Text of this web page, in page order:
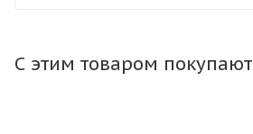
С этим товаром покупают